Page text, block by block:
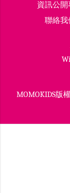
資訊公開
聯絡我
MOMOKIDS版